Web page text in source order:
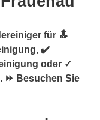
für 🔝
✔️
oder ✓
⏩ Besuchen Sie